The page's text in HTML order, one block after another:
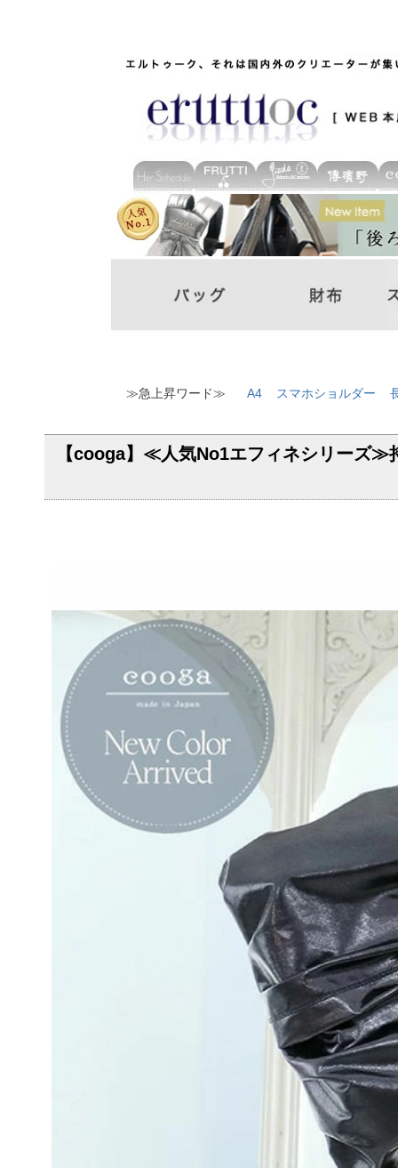
≫急上昇ワード≫ A4 スマホショルダー
【cooga】≪人気No1エフィネシリーズ≫